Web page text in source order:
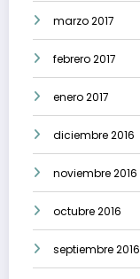
marzo 2017
febrero 2017
enero 2017
diciembre 2016
noviembre 2016
octubre 2016
septiembre 2016